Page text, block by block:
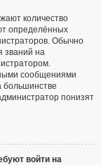
количество
определённых
Обычно
званий на
сообщениями
большинстве
понизят
войти на